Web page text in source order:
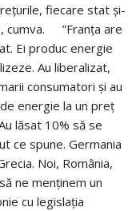
fiecare stat și-
cumva. ”Franța are
Ei produc energie
Au liberalizat,
consumatori și au
energie la un preț
lăsat 10% să se
ce spune. Germania
Noi, România,
ne menținem un
cu legislația